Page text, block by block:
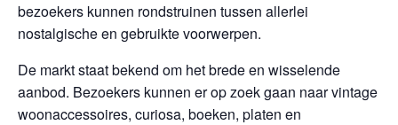
bezoekers kunnen rondstruinen tussen allerlei
nostalgische en gebruikte voorwerpen.
De markt staat bekend om het brede en wisselende
aanbod. Bezoekers kunnen er op zoek gaan naar vintage
woonaccessoires, curiosa, boeken, platen en